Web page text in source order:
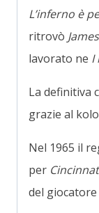
L’inferno è
ritrovò
lavorato ne I
La definitiva
grazie al
Nel 1965 il
per
del